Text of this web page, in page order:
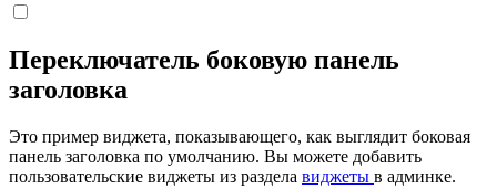
Переключатель боковую панель
заголовка
Это пример виджета, показывающего, как выглядит боковая
панель заголовка по умолчанию. Вы можете добавить
пользовательские виджеты из раздела виджеты в админке.